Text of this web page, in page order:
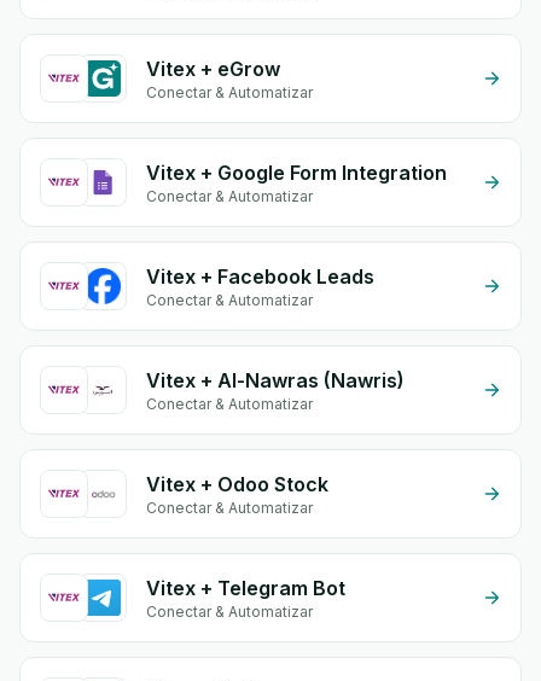
Vitex + eGrow
Conectar & Automatizar
Vitex + Google Form Integration
Conectar & Automatizar
Vitex + Facebook Leads
Conectar & Automatizar
Vitex + Al-Nawras (Nawris)
Conectar & Automatizar
Vitex + Odoo Stock
Conectar & Automatizar
Vitex + Telegram Bot
Conectar & Automatizar